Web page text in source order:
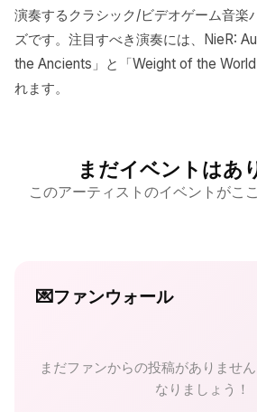
演奏するクラシック/ビデオゲーム音楽
ズです。注目すべき演奏には、NieR:
the Ancients」と「Weight of the
れます。
まだイベントはあ
このアーティストのイベントがこ
💌ファンウォール
まだファンからの投稿がありませ
なりましょう！